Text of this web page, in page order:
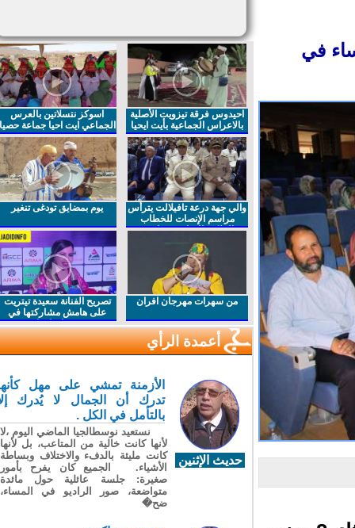
في
احيدوس فرقة تيزويت الأصلية
بالاعراس الجماعية بأيت ايحيا
اسوكز نتسلاتين بالعرس
الجماعي ايت احيا جماعة حصيا
والي جهة درعة تافيلالت يترأس
مراسم الإنصات للخطاب
الملكي السامي بمناسبة
يوم بمضايق تودغى تنغير
من سهرات مهرجان افران
تصريح الفنانة سعيدة تيتريت
على هامش مشاركتها في
مهرجان افران
أعمدة الرأي
حديث الإثنين
الأزمنة تمشي على مهل كأنها
تدرك أن الجمال لا يُدرك إلا
بالتأمل في الكل .
نستعيد نوسطالجيا الماضي اليوم ،لا
لأنها كانت خالية من المتاعب، بل لأنها
كانت مليئة بالدفء والاختلاف وبساطة
الأشياء. الجميع كان يفرح بأمور
صغيرة: جلسة عائلية حول مائدة
متواضعة، صور الراديو في المساء،
ضح�